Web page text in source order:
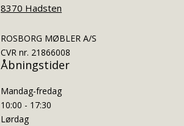
8370 Hadsten
ROSBORG MØBLER A/S
CVR nr. 21866008
Åbningstider
Mandag-fredag
10:00 - 17:30
Lørdag